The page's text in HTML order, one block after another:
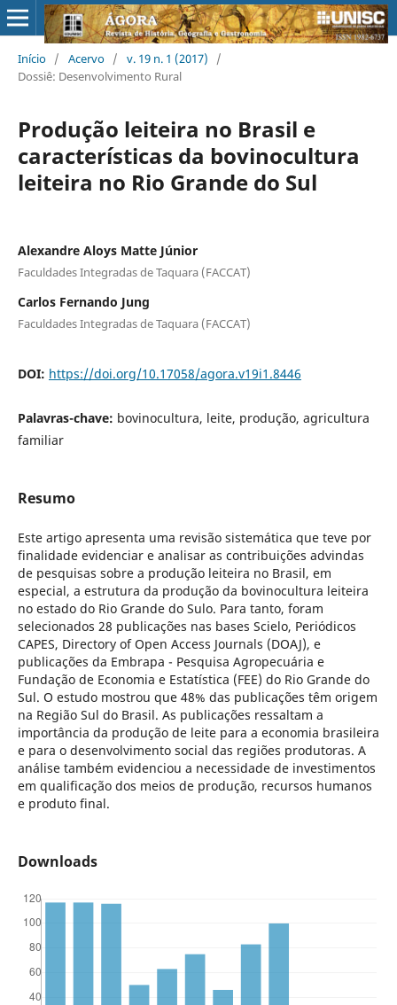
Início / Acervo / v. 19 n. 1 (2017)
/
Dossiê: Desenvolvimento Rural
Produção leiteira no Brasil e
características da bovinocultura
leiteira no Rio Grande do Sul
Alexandre Aloys Matte Júnior
Faculdades Integradas de Taquara (FACCAT)
Carlos Fernando Jung
Faculdades Integradas de Taquara (FACCAT)
DOI: https://doi.org/10.17058/agora.v19i1.8446
Palavras-chave: bovinocultura, leite, produção, agricultura
familiar
Resumo
Este artigo apresenta uma revisão sistemática que teve por
finalidade evidenciar e analisar as contribuições advindas
de pesquisas sobre a produção leiteira no Brasil, em
especial, a estrutura da produção da bovinocultura leiteira
no estado do Rio Grande do Sulo. Para tanto, foram
selecionados 28 publicações nas bases Scielo, Periódicos
CAPES, Directory of Open Access Journals (DOAJ), e
publicações da Embrapa - Pesquisa Agropecuária e
Fundação de Economia e Estatística (FEE) do Rio Grande do
Sul. O estudo mostrou que 48% das publicações têm origem
na Região Sul do Brasil. As publicações ressaltam a
importância da produção de leite para a economia brasileira
e para o desenvolvimento social das regiões produtoras. A
análise também evidenciou a necessidade de investimentos
em qualificação dos meios de produção, recursos humanos
e produto final.
Downloads